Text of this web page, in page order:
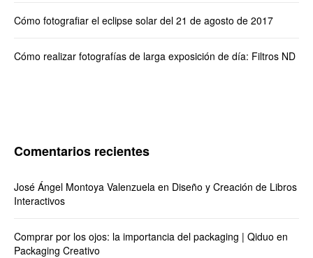
Cómo fotografiar el eclipse solar del 21 de agosto de 2017
Cómo realizar fotografías de larga exposición de día: Filtros ND
Comentarios recientes
José Ángel Montoya Valenzuela en Diseño y Creación de Libros
Interactivos
Comprar por los ojos: la importancia del packaging | Qiduo en
Packaging Creativo